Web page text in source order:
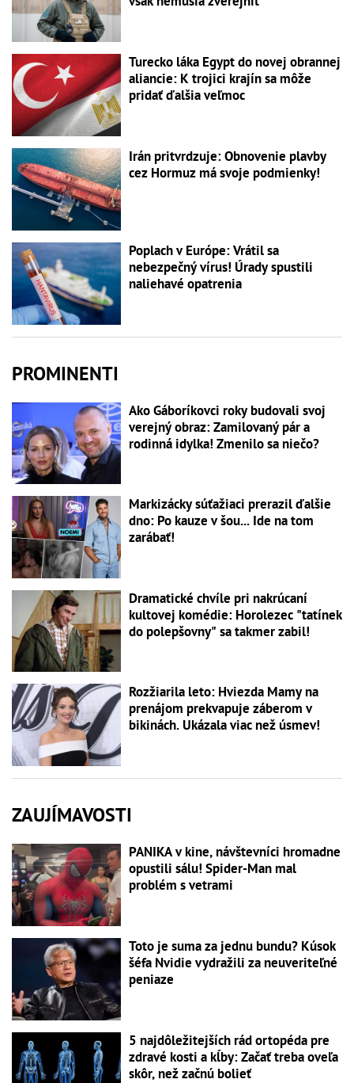
Turecko láka Egypt do novej obrannej
aliancie: K trojici krajín sa môže
pridať ďalšia veľmoc
Irán pritvrdzuje: Obnovenie plavby
cez Hormuz má svoje podmienky!
Poplach v Európe: Vrátil sa
nebezpečný vírus! Úrady spustili
naliehavé opatrenia
PROMINENTI
Ako Gáboríkovci roky budovali svoj
verejný obraz: Zamilovaný pár a
rodinná idylka! Zmenilo sa niečo?
Markizácky súťažiaci prerazil ďalšie
dno: Po kauze v šou... Ide na tom
zarábať!
Dramatické chvíle pri nakrúcaní
kultovej komédie: Horolezec "tatínek
do polepšovny" sa takmer zabil!
Rozžiarila leto: Hviezda Mamy na
prenájom prekvapuje záberom v
bikinách. Ukázala viac než úsmev!
ZAUJÍMAVOSTI
PANIKA v kine, návštevníci hromadne
opustili sálu! Spider-Man mal
problém s vetrami
Toto je suma za jednu bundu? Kúsok
šéfa Nvidie vydražili za neuveriteľné
peniaze
5 najdôležitejších rád ortopéda pre
zdravé kosti a kĺby: Začať treba oveľa
skôr, než začnú bolieť